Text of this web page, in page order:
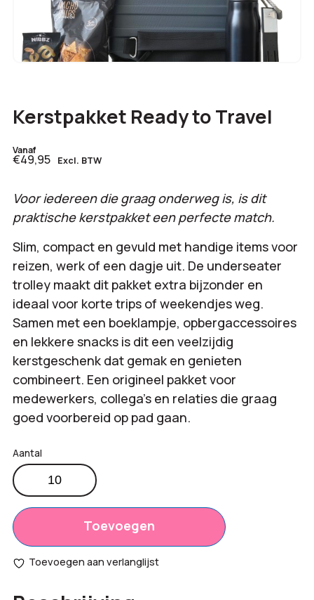
Kerstpakket Ready to Travel
Vanaf
€49,95 Excl. BTW
Voor iedereen die graag onderweg is, is dit
praktische kerstpakket een perfecte match.
Slim, compact en gevuld met handige items voor
reizen, werk of een dagje uit. De underseater
trolley maakt dit pakket extra bijzonder en
ideaal voor korte trips of weekendjes weg.
Samen met een boeklampje, opbergaccessoires
en lekkere snacks is dit een veelzijdig
kerstgeschenk dat gemak en genieten
combineert. Een origineel pakket voor
medewerkers, collega’s en relaties die graag
goed voorbereid op pad gaan.
Kerstpakket
Ready
Travel
aantal
Toevoegen
Toevoegen aan verlanglijst